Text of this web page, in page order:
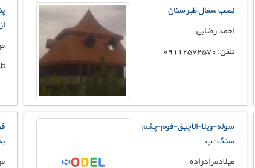
نصب سفال طبرستان
احمد رضایی
تلفن: 09112572570
از40-
سوله-ویلا-الاچیق-فوم-پشم
سنگ-پ
میلادمرادزاده